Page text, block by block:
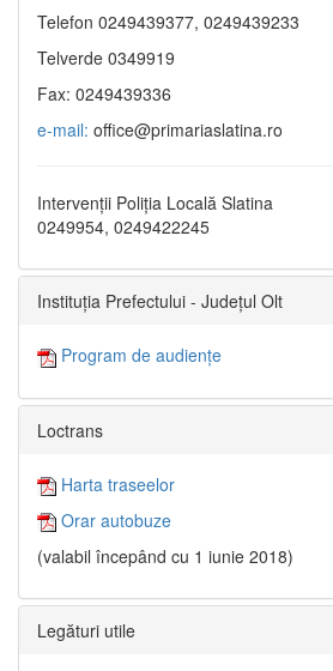
Telefon 0249439377, 0249439233
Telverde 0349919
Fax: 0249439336
e-mail: office@primariaslatina.ro
Intervenții Poliția Locală Slatina
0249954, 0249422245
Instituția Prefectului - Județul Olt
Program de audiențe
Loctrans
Harta traseelor
Orar autobuze
(valabil începând cu 1 iunie 2018)
Legături utile